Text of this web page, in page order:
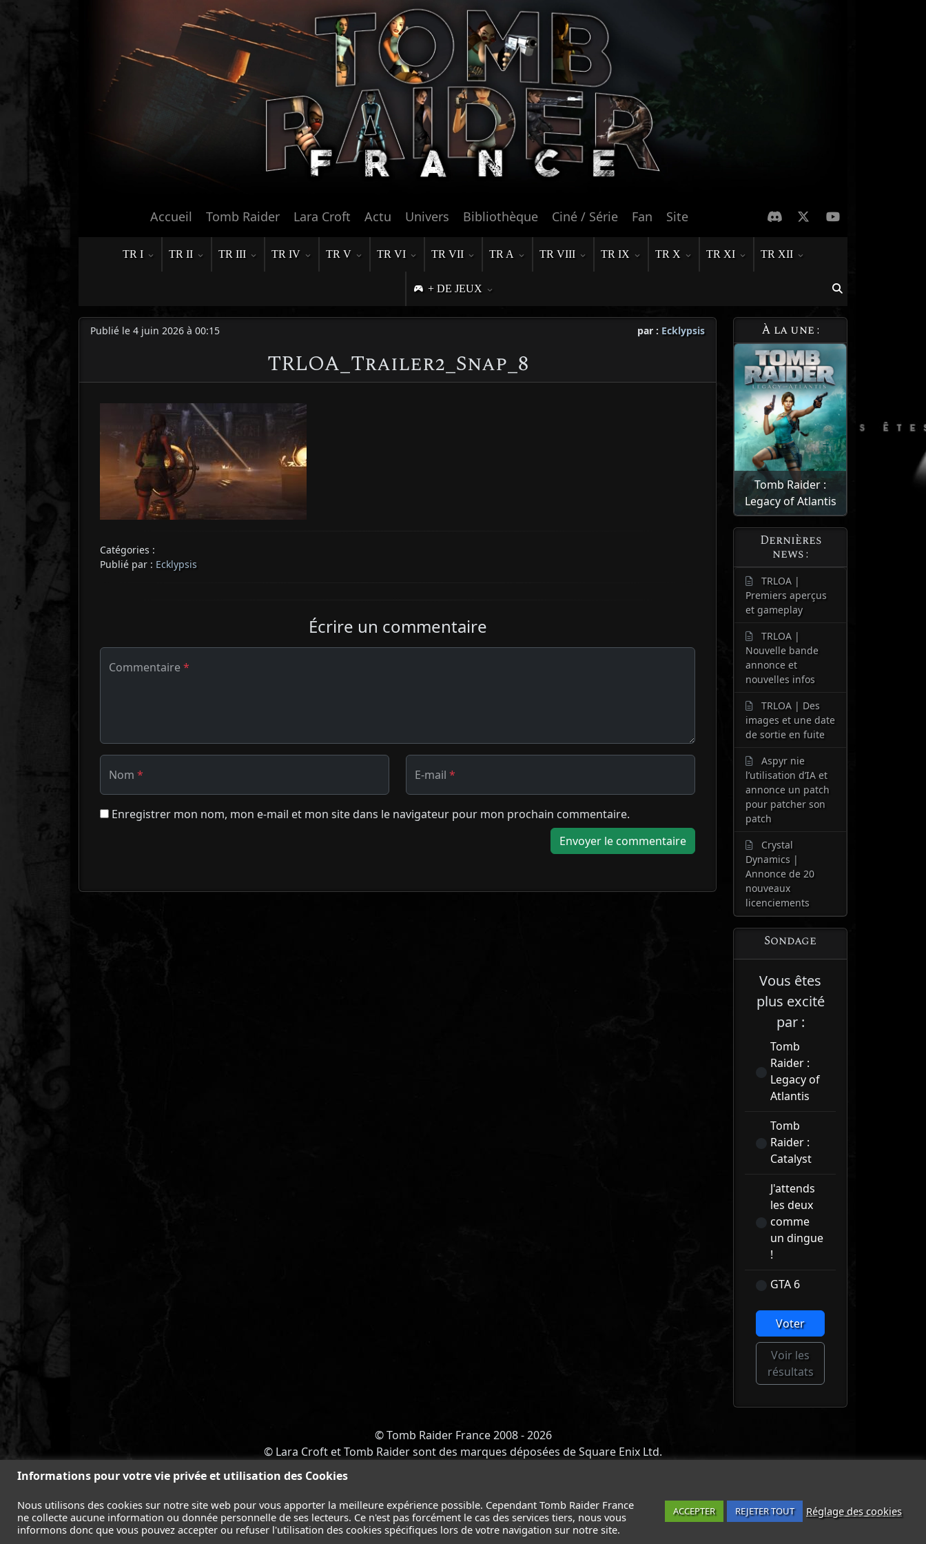
Accueil Tomb Raider Lara Croft Actu Univers Bibliothèque Ciné / Série Fan Site
TR I TR II TR III TR IV TR V TR VI TR VII TR A TR VIII TR IX TR X TR XI TR XII
+ DE JEUX
Publié le 4 juin 2026 à 00:15 par : Ecklypsis
TRLOA_Trailer2_Snap_8
Catégories :
Publié par : Ecklypsis
Écrire un commentaire
Commentaire*
Nom * E-mail *
Enregistrer mon nom, mon e-mail et mon site dans le navigateur pour mon prochain commentaire.
À la une :
Tomb Raider :
Legacy of Atlantis
Dernières
news :
TRLOA |
Premiers aperçus
et gameplay
TRLOA |
Nouvelle bande
annonce et
nouvelles infos
TRLOA | Des
images et une date
de sortie en fuite
Aspyr nie
l’utilisation d’IA et
annonce un patch
pour patcher son
patch
Crystal
Dynamics |
Annonce de 20
nouveaux
licenciements
Sondage
Vous êtes
plus excité
par :
Tomb
Raider :
Legacy of
Atlantis
Tomb
Raider :
Catalyst
J'attends
les deux
comme
un dingue
!
GTA 6
Voter
Voir les
résultats
Informations pour votre vie privée et utilisation des Cookies
Nous utilisons des cookies sur notre site web pour vous apporter la meilleure expérience possible. Cependant Tomb Raider France
ne collecte aucune information ou donnée personnelle de ses lecteurs. Ce n'est pas forcément le cas des services tiers, nous vous
informons donc que vous pouvez accepter ou refuser l'utilisation des cookies spécifiques lors de votre navigation sur notre site.
ACCEPTER REJETER TOUT Réglage des cookies
© Tomb Raider France 2008 - 2026
© Lara Croft et Tomb Raider sont des marques déposées de Square Enix Ltd.
ACCUEIL
TOMB RAIDER - LEGACY OF ATLANTIS